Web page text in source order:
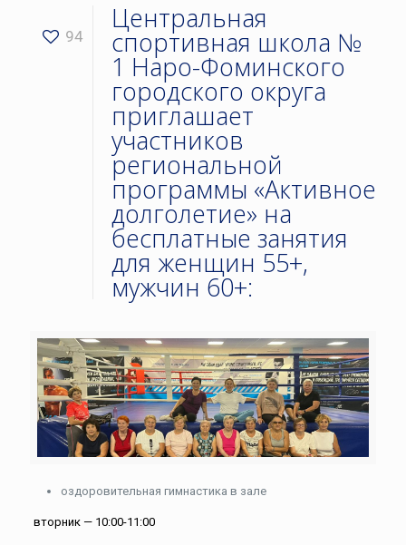
94
Центральная
спортивная школа №
1 Наро-Фоминского
городского округа
приглашает
участников
региональной
программы «Активное
долголетие» на
бесплатные занятия
для женщин 55+,
мужчин 60+:
оздоровительная гимнастика в зале
вторник — 10:00-11:00